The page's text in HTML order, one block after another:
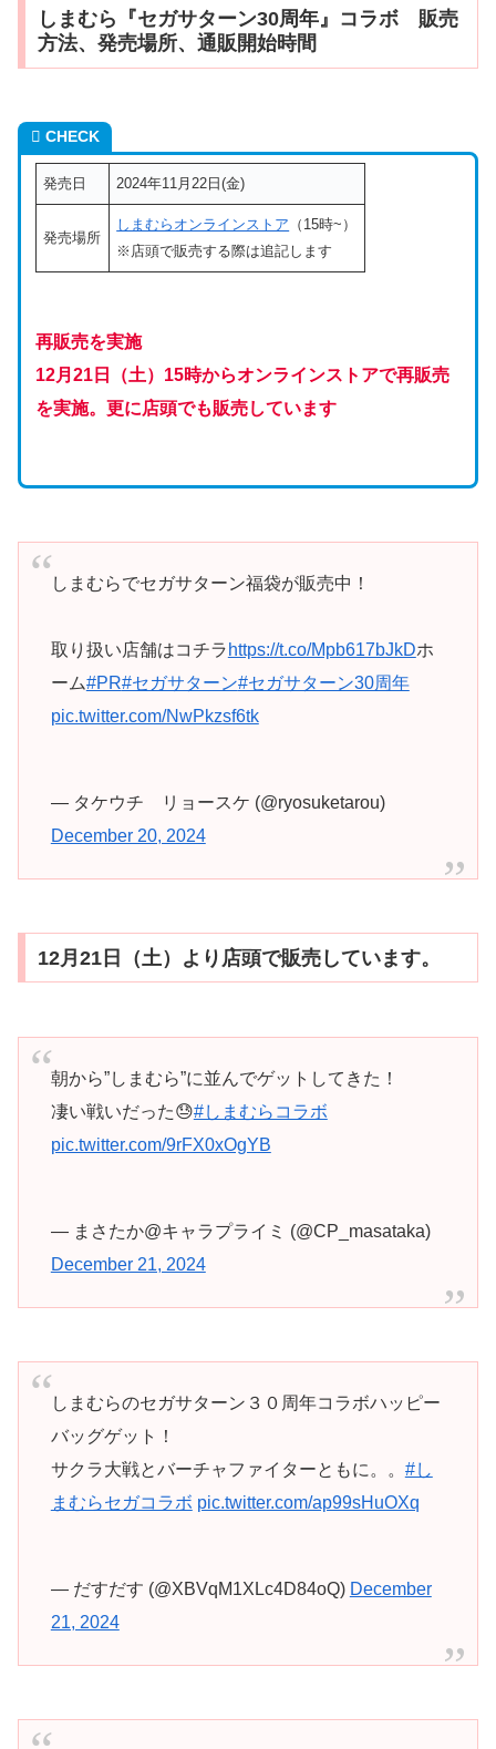
しまむら『セガサターン30周年』コラボ 販売
方法、発売場所、通販開始時間
CHECK
発売日 2024年11月22日(金)
発売場所
しまむらオンラインストア （15時~）
※店頭で販売する際は追記します
再販売を実施
12月21日（土）15時からオンラインストアで再販売
を実施。更に店頭でも販売しています
しまむらでセガサターン福袋が販売中！
取り扱い店舗はコチラ https://t.co/Mpb617bJkDホ
ーム#PR#セガサターン#セガサターン30周年
pic.twitter.com/NwPkzsf6tk
— タケウチ リョースケ (@ryosuketarou)
December 20, 2024
12月21日（土）より店頭で販売しています。
朝から”しまむら”に並んでゲットしてきた！
凄い戦いだった😓#しまむらコラボ
pic.twitter.com/9rFX0xOgYB
— まさたか@キャラプライミ (@CP_masataka)
December 21, 2024
しまむらのセガサターン３０周年コラボハッピー
バッグゲット！
サクラ大戦とバーチャファイターともに。。 #し
まむらセガコラボ pic.twitter.com/ap99sHuOXq
— だすだす (@XBVqM1XLc4D84oQ) December
21, 2024